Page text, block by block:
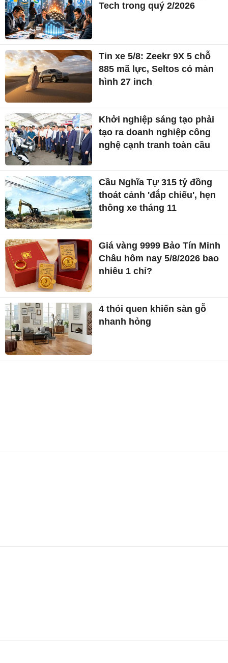
Tech trong quý 2/2026
Tin xe 5/8: Zeekr 9X 5 chỗ
885 mã lực, Seltos có màn
hình 27 inch
Khởi nghiệp sáng tạo phải
tạo ra doanh nghiệp công
nghệ cạnh tranh toàn cầu
Cầu Nghĩa Tự 315 tỷ đồng
thoát cảnh 'đắp chiếu', hẹn
thông xe tháng 11
Giá vàng 9999 Bảo Tín Minh
Châu hôm nay 5/8/2026 bao
nhiêu 1 chỉ?
4 thói quen khiến sàn gỗ
nhanh hỏng